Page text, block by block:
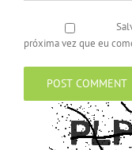
próxima vez que eu